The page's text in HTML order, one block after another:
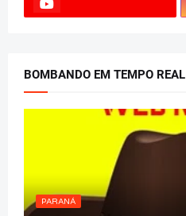
BOMBANDO EM TEMPO REAL
PARANÁ